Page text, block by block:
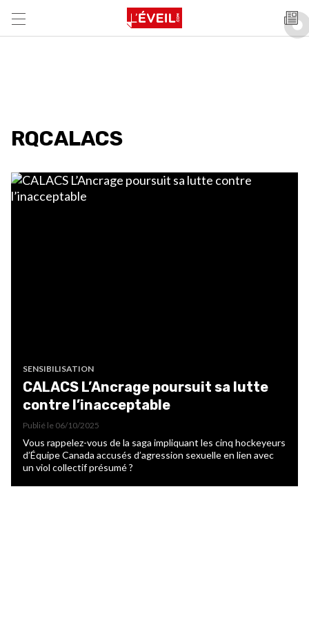
RQCALACS
SENSIBILISATION
CALACS L’Ancrage poursuit sa lutte
contre l’inacceptable
Publié le 06/10/2025
Vous rappelez-vous de la saga impliquant les cinq hockeyeurs
d’Équipe Canada accusés d’agression sexuelle en lien avec
un viol collectif présumé ?